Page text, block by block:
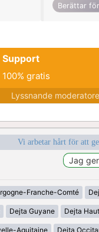
Berättar
Support
100% gratis
Lyssnande
Vi arbetar hårt för att
Franche-Comté
Dejta Guyane Dejta
Aquitaine Dejta